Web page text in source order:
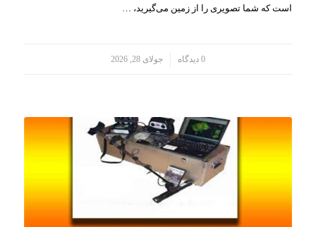
است که شما تصویری را از زمین می‌گیرید، …
0 دیدگاه جولای 28, 2026